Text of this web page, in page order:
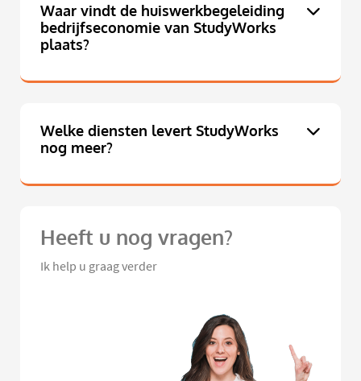
Waar vindt de huiswerkbegeleiding
bedrijfseconomie van StudyWorks
plaats?
Welke diensten levert StudyWorks
nog meer?
Heeft u nog vragen?
Ik help u graag verder